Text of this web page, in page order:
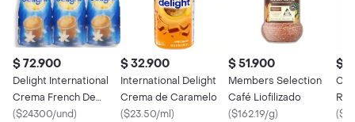
$ 72.900
Delight International
Crema French De
Vainilla
($24300/und)
$ 32.900
International Delight
Crema de Caramelo
($23.50/ml)
$ 51.900
Members Selection
Café Liofilizado
($162.19/g)
$
(